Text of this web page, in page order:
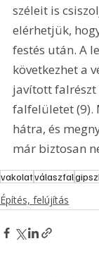
széleit is
elérhetjük,
festés után. A
következhet a
javított falrészt
falfelületet (9).
hátra, és
már biztosan
vakolatválaszfal
Építés, felújítás